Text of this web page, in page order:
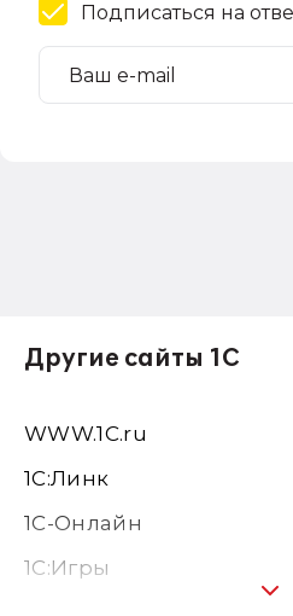
Подписаться на
Другие сайты 1С
WWW.1С.ru
1С:Линк
1С-Онлайн
1C:Игры